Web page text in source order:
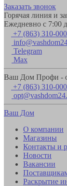
Заказать звонок
Горячая линия и
Ежедневно с 7:00
+7 (863) 310-
Telegram
Max
Ваш Дом Профи -
+7 (863) 310-
Ваш Дом
О компании
Магазины
Контакты и
Новости
Вакансии
Раскрытие